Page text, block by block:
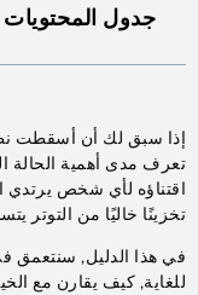
جدول المحتويات
إذا سبق لك أن أسقطت
تعرف مدى أهمية الحالة
اقتناؤه لأي شخص يرتدي
تخزينًا خاليًا من التوتر
للغاية, كيف يقارن مع